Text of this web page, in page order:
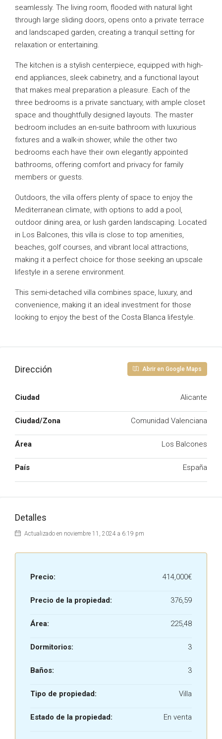
seamlessly. The living room, flooded with natural light
through large sliding doors, opens onto a private terrace
and landscaped garden, creating a tranquil setting for
relaxation or entertaining.
The kitchen is a stylish centerpiece, equipped with high-
end appliances, sleek cabinetry, and a functional layout
that makes meal preparation a pleasure. Each of the
three bedrooms is a private sanctuary, with ample closet
space and thoughtfully designed layouts. The master
bedroom includes an en-suite bathroom with luxurious
fixtures and a walk-in shower, while the other two
bedrooms each have their own elegantly appointed
bathrooms, offering comfort and privacy for family
members or guests.
Outdoors, the villa offers plenty of space to enjoy the
Mediterranean climate, with options to add a pool,
outdoor dining area, or lush garden landscaping. Located
in Los Balcones, this villa is close to top amenities,
beaches, golf courses, and vibrant local attractions,
making it a perfect choice for those seeking an upscale
lifestyle in a serene environment.
This semi-detached villa combines space, luxury, and
convenience, making it an ideal investment for those
looking to enjoy the best of the Costa Blanca lifestyle.
Dirección Abrir en Google Maps
Ciudad Alicante
Ciudad/Zona Comunidad Valenciana
Área Los Balcones
País España
Detalles
Actualizado en noviembre 11, 2024 a 6:19 pm
Precio: 414,000€
Precio de la propiedad: 376,59
Área: 225,48
Dormitorios: 3
Baños: 3
Tipo de propiedad: Villa
Estado de la propiedad: En venta